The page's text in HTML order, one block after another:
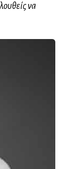
να